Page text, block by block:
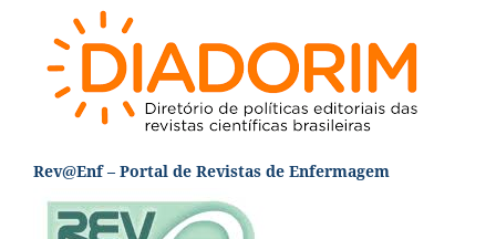
Rev@Enf – Portal de Revistas de Enfermagem